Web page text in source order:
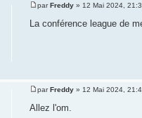
parFreddy» 12 Mai 2024,
La conférence league de
parFreddy» 12 Mai 2024,
Allez l'om.